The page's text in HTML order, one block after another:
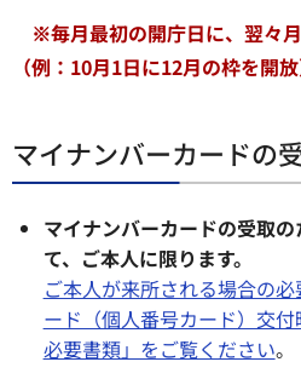
※毎月最初の開庁日に、翌々
（例：10月1日に12月の枠を開放
マイナンバーカードの
マイナンバーカードの受取
て、ご本人に限ります。
ご本人が来所される場合の
ード（個人番号カード）交
必要書類」をご覧ください。